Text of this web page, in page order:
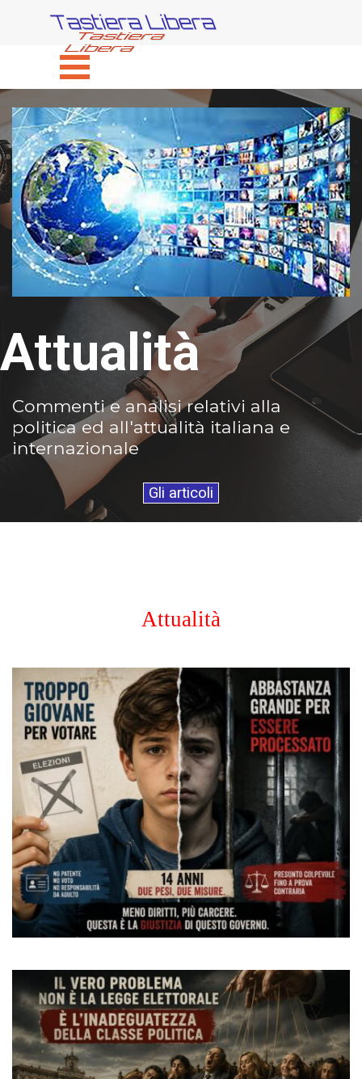
Tastiera Libera
Salta menù
Attualità
Commenti e analisi relativi alla
politica ed all'attualità italiana e
internazionale
Gli articoli
Attualità